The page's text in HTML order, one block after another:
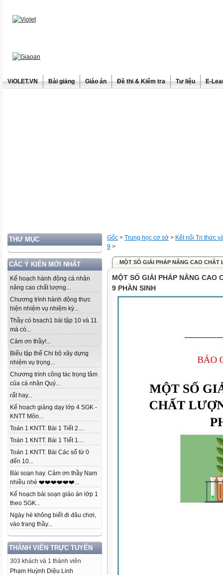
ViOLET.VN Bài giảng Giáo án Đề thi & Kiểm tra Tư liệu E-
THƯ MỤC
CÁC Ý KIẾN MỚI NHẤT
Kế hoạch hành động cá nhân
nâng cao chất lượng...
Chương trình hành động thực
hiện nhiệm vụ nhiệm kỳ...
Thầy có bsach1 bài tập 10 và 11
mà có...
Cảm ơn thầy!...
Biểu tập thể Chi bộ xây dựng
nhiệm vụ trọng...
Chương trình công tác trọng tâm
của cá nhân Quý...
rất hay...
Kế hoạch giảng dạy lớp 4 SGK -
KNTT Môn...
Toán 1 KNTT. Bài 1 Tiết 2....
Toán 1 KNTT. Bài 1 Tiết 1....
Toán 1 KNTT. Bài Các số từ 0
đến 10...
Bài soạn hay. Cảm ơn thầy Nam
nhiều nhé ❤️❤️❤️❤️❤️❤️...
Kế hoạch bài soạn giáo án lớp 1
theo SGK...
Ngày hè không biết đi đâu chơi,
vào trang thầy...
THÀNH VIÊN TRỰC TUYẾN
303 khách và 1 thành viên
Phạm Huỳnh Diệu Linh
Gốc > Trung học cơ sở > Kết nối Tri thức
9 >
MỘT SỐ GIẢI PHÁP NÂNG CAO CHẤT
MỘT SỐ GIẢI PHÁP NÂNG CAO
9 PHẦN SINH